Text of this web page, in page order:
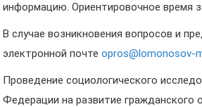
информацию. Ориентировочное время
В случае возникновения вопросов и
электронной почте opros@lomonosov-
Проведение социологического
Федерации на развитие